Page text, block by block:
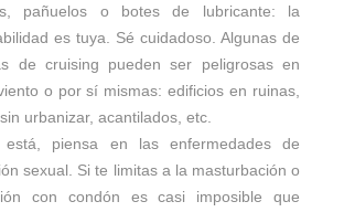
pañuelos o botes de lubricante: la
es tuya. Sé cuidadoso. Algunas de
de cruising pueden ser peligrosas en
o por sí mismas: edificios en ruinas,
urbanizar, acantilados, etc.
está, piensa en las enfermedades de
sexual. Si te limitas a la masturbación o
con condón es casi imposible que